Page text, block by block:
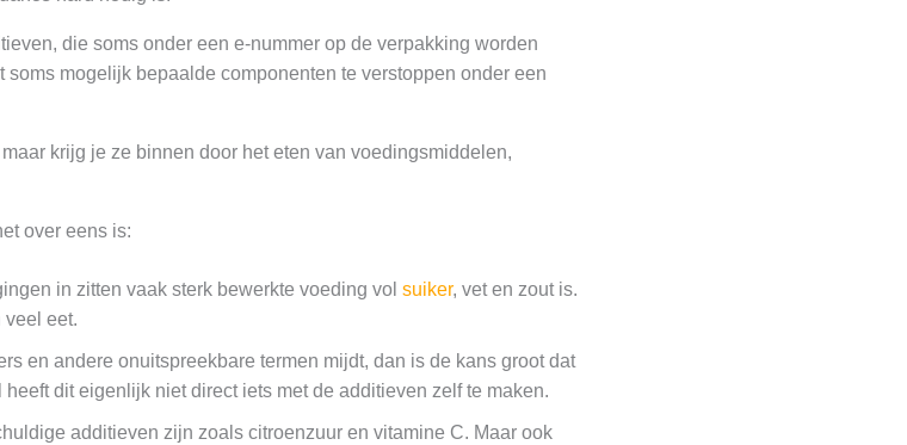
die soms onder een e-nummer op de verpakking worden
mogelijk bepaalde componenten te verstoppen onder een
krijg je ze binnen door het eten van voedingsmiddelen,
over eens is:
in zitten vaak sterk bewerkte voeding vol suiker, vet en zout is.
veel eet.
en andere onuitspreekbare termen mijdt, dan is de kans groot dat
dit eigenlijk niet direct iets met de additieven zelf te maken.
additieven zijn zoals citroenzuur en vitamine C. Maar ook